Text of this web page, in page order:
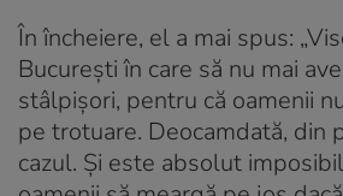
În încheiere, el a mai spus:
București în care să nu mai
stâlpișori, pentru că oamenii
pe trotuare. Deocamdată, din
cazul. Și este absolut